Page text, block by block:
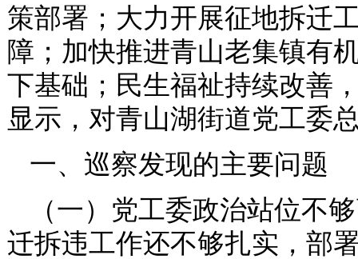
策部署；大力开展征地拆迁
障；加快推进青山老集镇有
下基础；民生福祉持续改善
显示，对青山湖街道党工委
一、巡察发现的主要问题
（一）党工委政治站位不
迁拆违工作还不够扎实，部